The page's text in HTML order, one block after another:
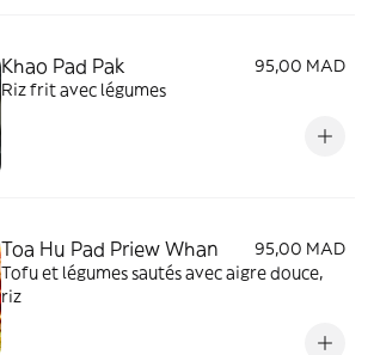
Khao Pad Pak
95,00 MAD
Riz frit avec légumes
Toa Hu Pad Priew Whan
95,00 MAD
Tofu et légumes sautés avec aigre douce,
riz